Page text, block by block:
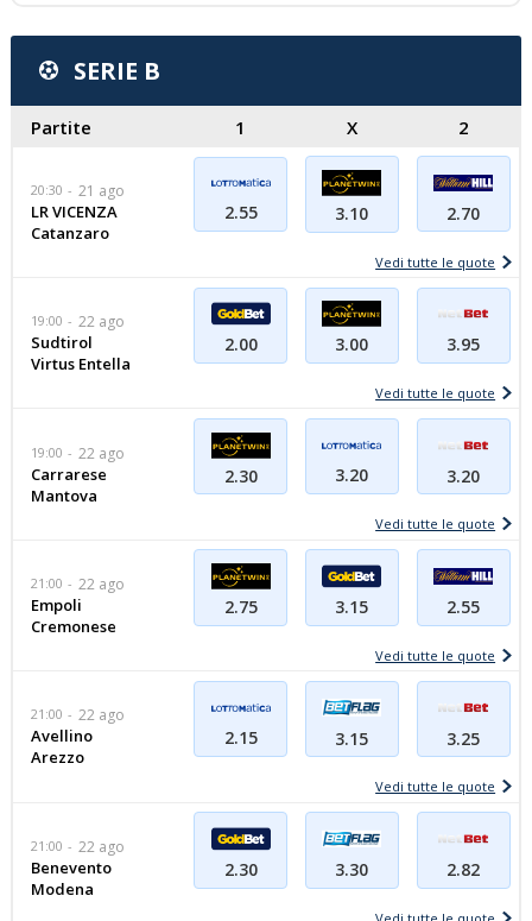
SERIE B
Partite 1 X 2
20:30 21 ago
LR VICENZA
Catanzaro
2.55 3.10 2.70
Vedi tutte le quote
19:00 22 ago
Sudtirol
Virtus Entella
2.00 3.00 3.95
Vedi tutte le quote
19:00 22 ago
Carrarese
Mantova
2.30 3.20 3.20
Vedi tutte le quote
21:00 22 ago
Empoli
Cremonese
2.75 3.15 2.55
Vedi tutte le quote
21:00 22 ago
Avellino
Arezzo
2.15 3.15 3.25
Vedi tutte le quote
21:00 22 ago
Benevento
Modena
2.30 3.30 2.82